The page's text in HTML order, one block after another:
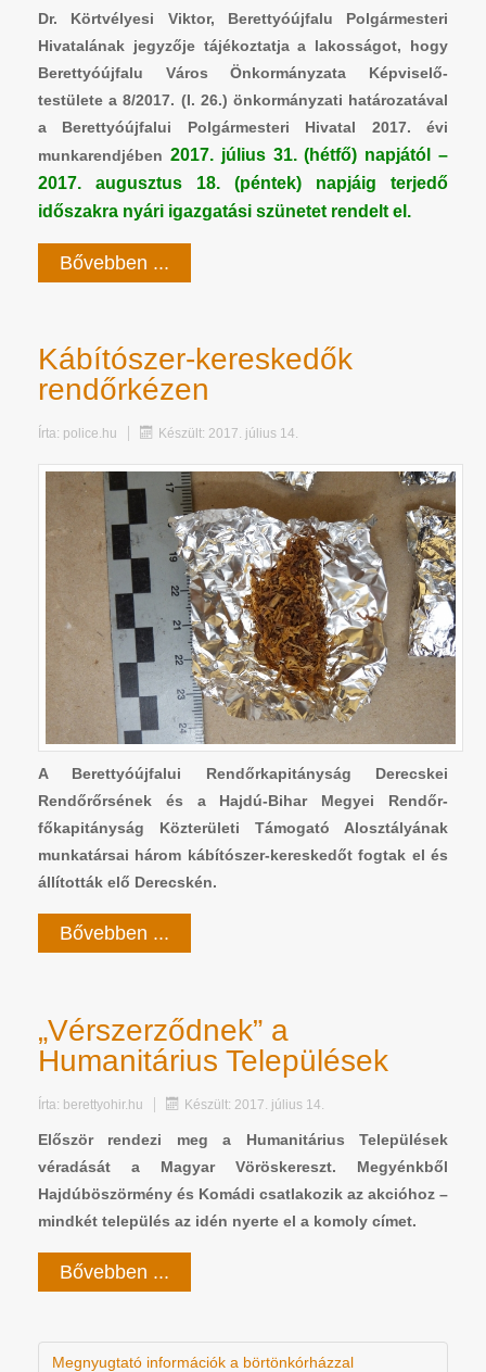
Dr. Körtvélyesi Viktor, Berettyóújfalu Polgármesteri
Hivatalának jegyzője tájékoztatja a lakosságot, hogy
Berettyóújfalu Város Önkormányzata Képviselő-
testülete a 8/2017. (I. 26.) önkormányzati határozatával
a Berettyóújfalui Polgármesteri Hivatal 2017. évi
munkarendjében 2017. július 31. (hétfő) napjától –
2017. augusztus 18. (péntek) napjáig terjedő
időszakra nyári igazgatási szünetet rendelt el.
Bővebben ...
Kábítószer-kereskedők
rendőrkézen
Írta: police.hu Készült: 2017. július 14.
A Berettyóújfalui Rendőrkapitányság Derecskei
Rendőrőrsének és a Hajdú-Bihar Megyei Rendőr-
főkapitányság Közterületi Támogató Alosztályának
munkatársai három kábítószer-kereskedőt fogtak el és
állították elő Derecskén.
Bővebben ...
„Vérszerződnek” a
Humanitárius Települések
Írta: berettyohir.hu Készült: 2017. július 14.
Először rendezi meg a Humanitárius Települések
véradását a Magyar Vöröskereszt. Megyénkből
Hajdúböszörmény és Komádi csatlakozik az akcióhoz –
mindkét település az idén nyerte el a komoly címet.
Bővebben ...
Megnyugtató információk a börtönkórházzal